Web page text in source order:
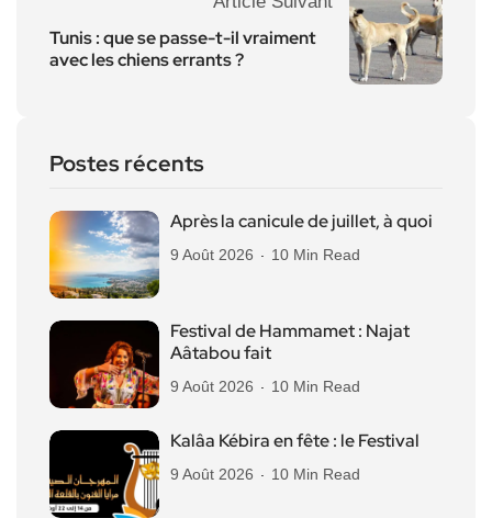
Tunis : que se passe-t-il vraiment
avec les chiens errants ?
Postes récents
Après la canicule de juillet, à quoi
9 Août 2026 10 Min Read
Festival de Hammamet : Najat
Aâtabou fait
9 Août 2026 10 Min Read
Kalâa Kébira en fête : le Festival
9 Août 2026 10 Min Read